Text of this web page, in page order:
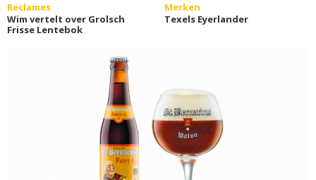
Reclames
Wim vertelt over Grolsch
Frisse Lentebok
Merken
Texels Eyerlander